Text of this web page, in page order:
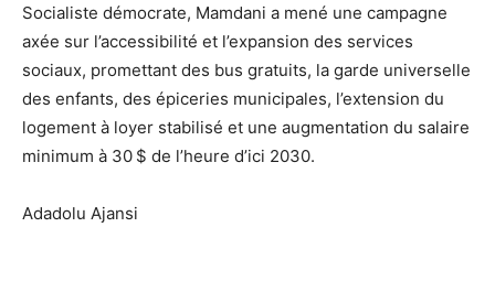
Socialiste démocrate, Mamdani a mené une campagne
axée sur l’accessibilité et l’expansion des services
sociaux, promettant des bus gratuits, la garde universelle
des enfants, des épiceries municipales, l’extension du
logement à loyer stabilisé et une augmentation du salaire
minimum à 30 $ de l’heure d’ici 2030.
Adadolu Ajansi